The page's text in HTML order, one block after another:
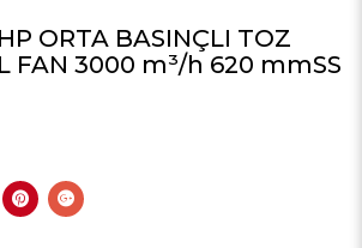
ORTA BASINÇLI TOZ
FAN 3000 m³/h 620 mmSS